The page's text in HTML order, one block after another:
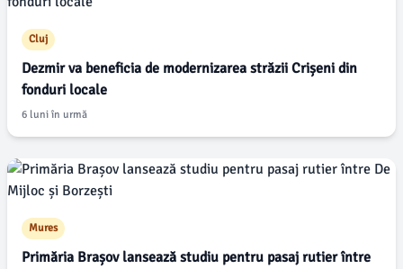
Cluj
Dezmir va beneficia de modernizarea străzii Crișeni din
fonduri locale
6 luni în urmă
Mures
Primăria Brașov lansează studiu pentru pasaj rutier între